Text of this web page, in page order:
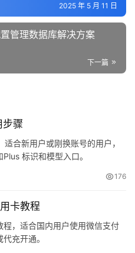
2025 年 5 月 11 日
管理数据库解决方案
下一篇
骤
合新用户或刚换账号的用户，
标识和模型入口。
176
卡教程
，适合国内用户使用微信支付
充开通。